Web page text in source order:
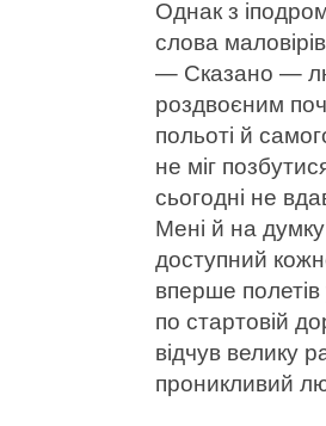
Однак з
слова
— Сказано —
роздвоєним
польоті й
не міг
сьогодні не
Мені й на
доступний
вперше
по стартовій
відчув велику
проникливий